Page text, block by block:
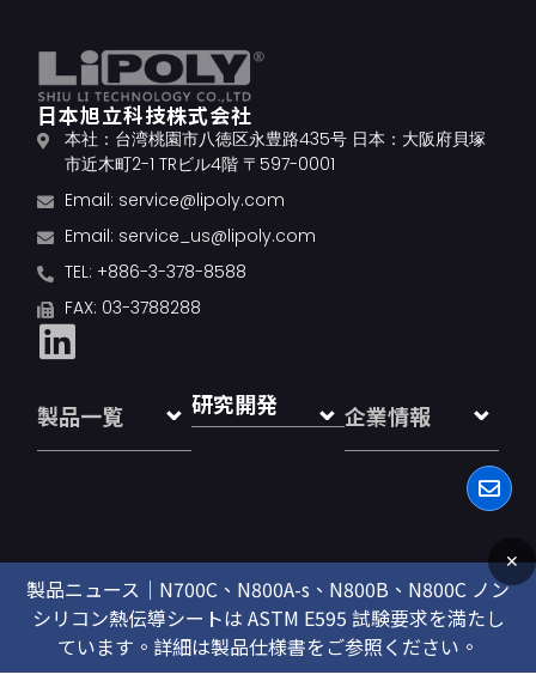
日本旭立科技株式会社
本社：台湾桃園市八徳区永豊路435号 日本：大阪府貝塚
市近木町2-1 TRビル4階 〒597-0001
Email: service@lipoly.com
Email: service_us@lipoly.com
TEL: +886-3-378-8588
FAX: 03-3788288
製品一覧 研究開発 企業情報
Copyright © 2026LiPOLY® TIMs , all rights reserved
製品ニュース｜N700C、N800A-s、N800B、N800C ノン
シリコン熱伝導シートは ASTM E595 試験要求を満たし
ています。詳細は製品仕様書をご参照ください。
✕